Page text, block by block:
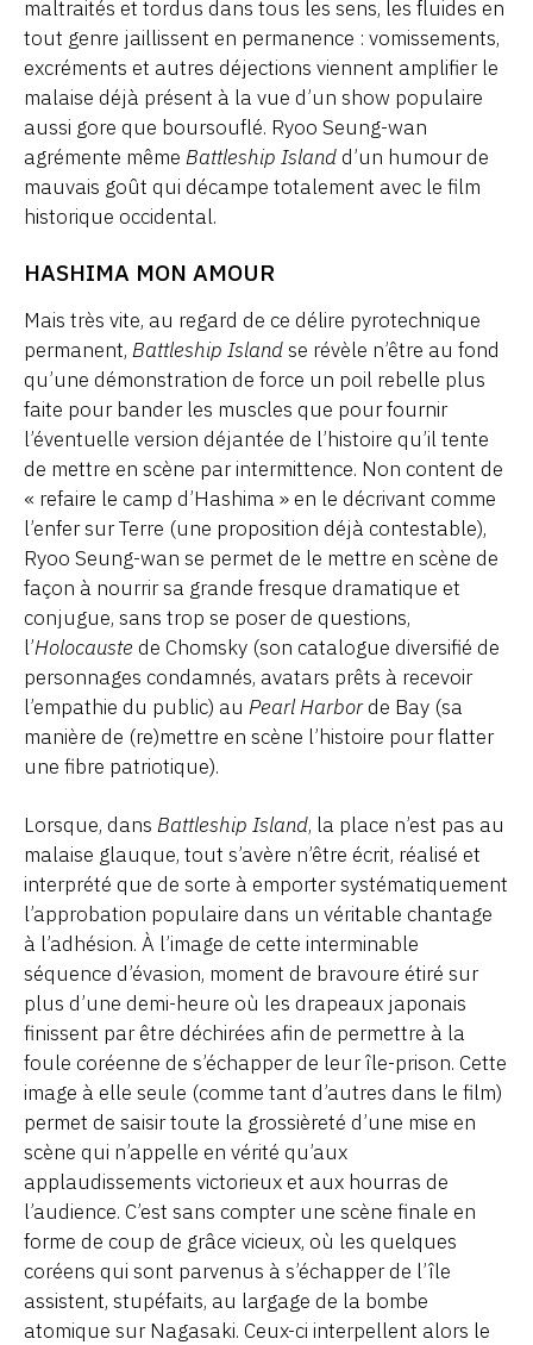
maltraités et tordus dans tous les sens, les fluides en
tout genre jaillissent en permanence : vomissements,
excréments et autres déjections viennent amplifier le
malaise déjà présent à la vue d’un show populaire
aussi gore que boursouflé. Ryoo Seung-wan
agrémente même Battleship Island d’un humour de
mauvais goût qui décampe totalement avec le film
historique occidental.
HASHIMA MON AMOUR
Mais très vite, au regard de ce délire pyrotechnique
permanent, Battleship Islandse révèle n’être au fond
qu’une démonstration de force un poil rebelle plus
faite pour bander les muscles que pour fournir
l’éventuelle version déjantée de l’histoire qu’il tente
de mettre en scène par intermittence. Non content de
« refaire le camp d’Hashima » en le décrivant comme
l’enfer sur Terre (une proposition déjà contestable),
Ryoo Seung-wan se permet de le mettre en scène de
façon à nourrir sa grande fresque dramatique et
conjugue, sans trop se poser de questions,
l’Holocauste de Chomsky (son catalogue diversifié de
personnages condamnés, avatars prêts à recevoir
l’empathie du public) au Pearl Harborde Bay (sa
manière de (re)mettre en scène l’histoire pour flatter
une fibre patriotique).
Lorsque, dans Battleship Island, la place n’est pas au
malaise glauque, tout s’avère n’être écrit, réalisé et
interprété que de sorte à emporter systématiquement
l’approbation populaire dans un véritable chantage
à l’adhésion. À l’image de cette interminable
séquence d’évasion, moment de bravoure étiré sur
plus d’une demi-heure où les drapeaux japonais
finissent par être déchirées afin de permettre à la
foule coréenne de s’échapper de leur île-prison. Cette
image à elle seule (comme tant d’autres dans le film)
permet de saisir toute la grossièreté d’une mise en
scène qui n’appelle en vérité qu’aux
applaudissements victorieux et aux hourras de
l’audience. C’est sans compter une scène finale en
forme de coup de grâce vicieux, où les quelques
coréens qui sont parvenus à s’échapper de l’île
assistent, stupéfaits, au largage de la bombe
atomique sur Nagasaki. Ceux-ci interpellent alors le